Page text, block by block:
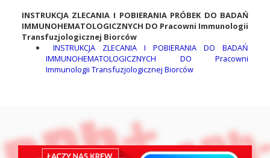
INSTRUKCJA ZLECANIA I POBIERANIA PRÓBEK DO BADAŃ
IMMUNOHEMATOLOGICZNYCH DO Pracowni Immunologii
Transfuzjologicznej Biorców
INSTRUKCJA ZLECANIA I POBIERANIA DO BADAŃ
IMMUNOHEMATOLOGICZNYCH DO Pracowni
Immunologii Transfuzjologicznej Biorców